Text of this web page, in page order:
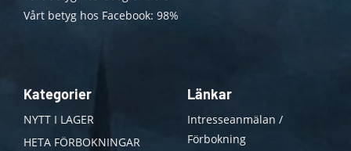
Vårt betyg hos Facebook: 98%
Kategorier
NYTT I LAGER
HETA FÖRBOKNINGAR
Länkar
Intresseanmälan /
Förbokning